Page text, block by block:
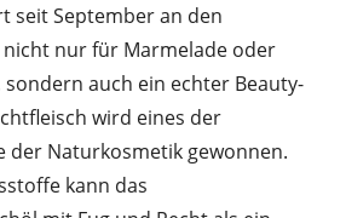
seit September an den
nicht nur für Marmelade oder
auch ein echter Beauty-
wird eines der
der Naturkosmetik gewonnen.
kann das